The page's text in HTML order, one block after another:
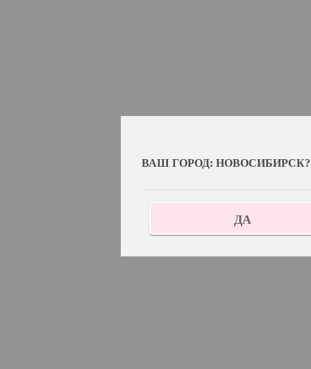
ВАШ ГОРОД: НОВОСИБИРСК?
ДА